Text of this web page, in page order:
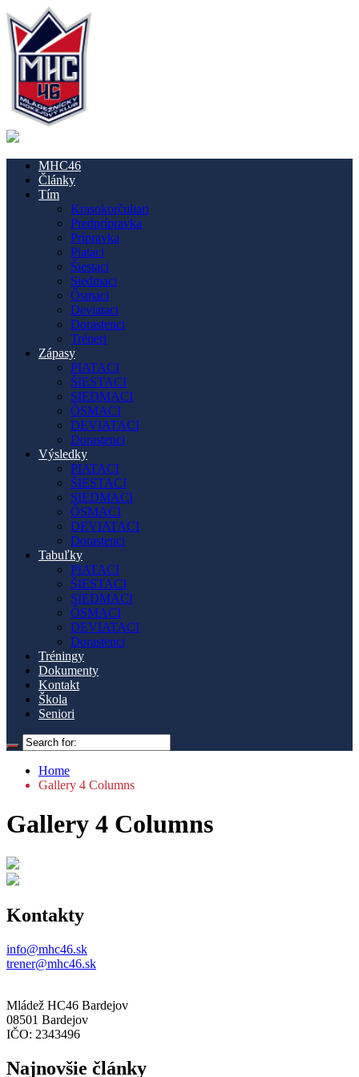
MHC46
Články
Tím
Krasokorčuliari
Predprípravka
Prípravka
Piataci
Šiestaci
Siedmaci
Ôsmaci
Deviataci
Dorastenci
Tréneri
Zápasy
PIATACI
ŠIESTACI
SIEDMACI
ÔSMACI
DEVIATACI
Dorastenci
Výsledky
PIATACI
ŠIESTACI
SIEDMACI
ÔSMACI
DEVIATACI
Dorastenci
Tabuľky
PIATACI
ŠIESTACI
SIEDMACI
ÔSMACI
DEVIATACI
Dorastenci
Tréningy
Dokumenty
Kontakt
Škola
Seniori
Home
Gallery 4 Columns
Gallery 4 Columns
Kontakty
info@mhc46.sk
trener@mhc46.sk
Mládež HC46 Bardejov
08501 Bardejov
IČO: 2343496
Najnovšie články